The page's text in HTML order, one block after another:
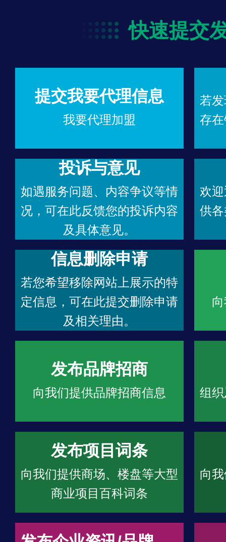
快速提交
提交我要代理信息
我要代理加盟
若
存
投诉与意见
如遇服务问题、内容争议等情
况，可在此反馈您的投诉内容
及具体意见。
欢
供
信息删除申请
若您希望移除网站上展示的特
定信息，可在此提交删除申请
及相关理由。
发布品牌招商
向我们提供品牌招商信息 组
发布项目词条
向我们提供商场、楼盘等大型
商业项目百科词条
向